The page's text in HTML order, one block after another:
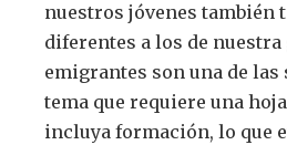
nuestros jóvenes también
diferentes a los de
emigrantes son una de las
tema que requiere una
incluya formación, lo que